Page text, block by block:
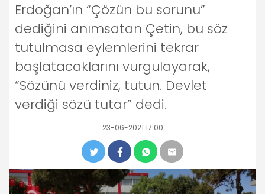
Erdoğan’ın “Çözün bu sorunu”
dediğini anımsatan Çetin, bu söz
tutulmasa eylemlerini tekrar
başlatacaklarını vurgulayarak,
“Sözünü verdiniz, tutun. Devlet
verdiği sözü tutar” dedi.
23-06-2021 17:00